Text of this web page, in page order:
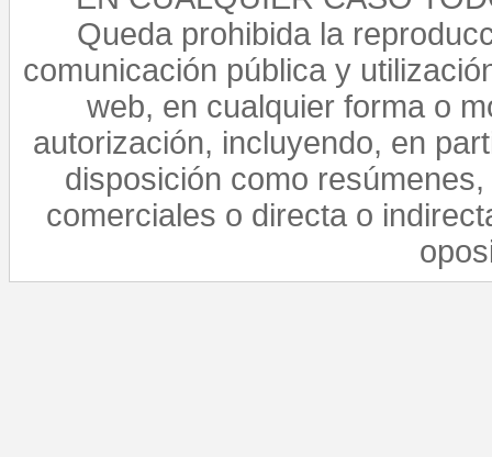
Queda prohibida la
comunicación pública y
web, en cualquier forma o
autorización, incluyendo, en
disposición como
comerciales o directa o